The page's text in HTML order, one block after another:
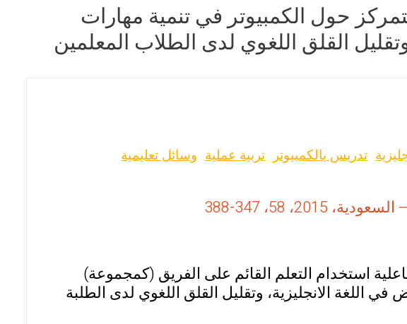
حول الكمبيوتر في تنمية مهارات
القلق اللغوي لدى الطلاب المعلمين
تدريس بالكمبيوتر تربية عملية وسائل تعليمية
58، 347-388
استخدام التعلم القائم على الفريق (كمجموعة)
اللغة الانجليزية، وتقليل القلق اللغوي لدى الطلبة